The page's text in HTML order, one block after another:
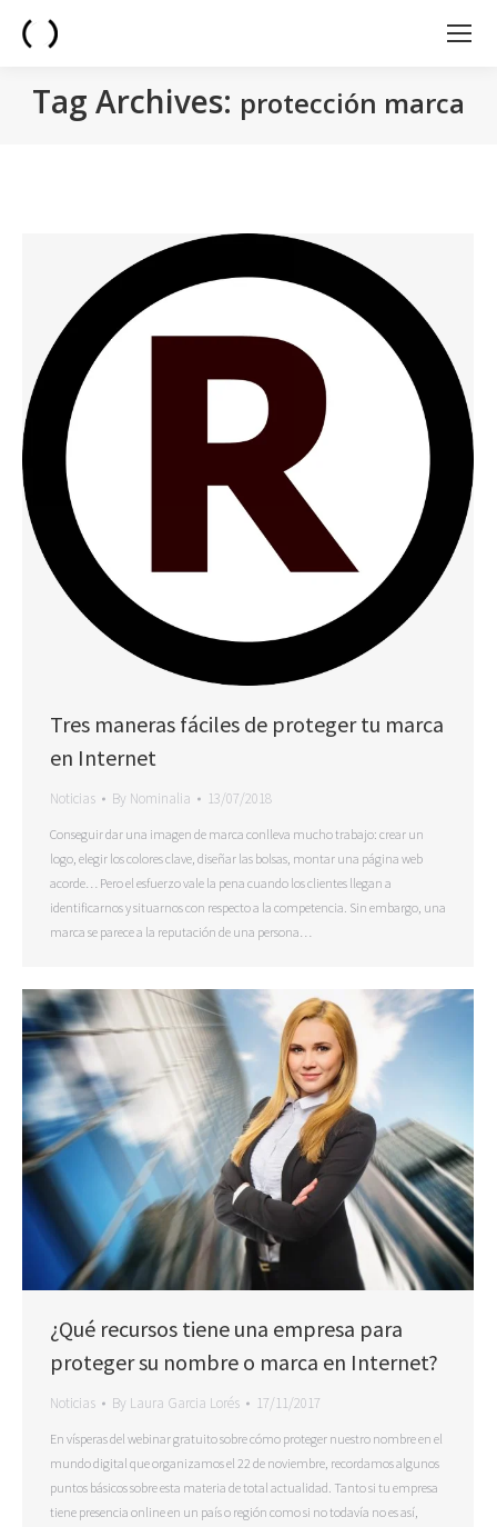
Tag Archives: protección marca
Tres maneras fáciles de proteger tu marca
en Internet
Noticias By Nominalia 13/07/2018
Conseguir dar una imagen de marca conlleva mucho trabajo: crear un
logo, elegir los colores clave, diseñar las bolsas, montar una página web
acorde… Pero el esfuerzo vale la pena cuando los clientes llegan a
identificarnos y situarnos con respecto a la competencia. Sin embargo, una
marca se parece a la reputación de una persona…
¿Qué recursos tiene una empresa para
proteger su nombre o marca en Internet?
Noticias By Laura Garcia Lorés 17/11/2017
En vísperas del webinar gratuito sobre cómo proteger nuestro nombre en el
mundo digital que organizamos el 22 de noviembre, recordamos algunos
puntos básicos sobre esta materia de total actualidad. Tanto si tu empresa
tiene presencia online en un país o región como si no todavía no es así,